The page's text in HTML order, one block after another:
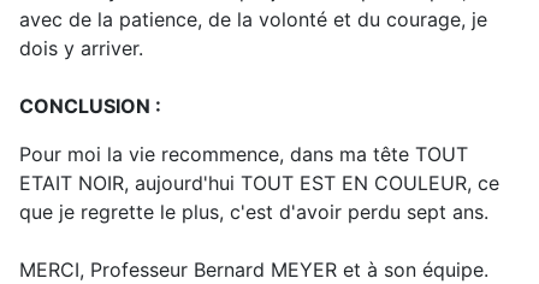
avec de la patience, de la volonté et du courage, je
dois y arriver.
CONCLUSION :
Pour moi la vie recommence, dans ma tête TOUT
ETAIT NOIR, aujourd'hui TOUT EST EN COULEUR, ce
que je regrette le plus, c'est d'avoir perdu sept ans.
MERCI, Professeur Bernard MEYER et à son équipe.